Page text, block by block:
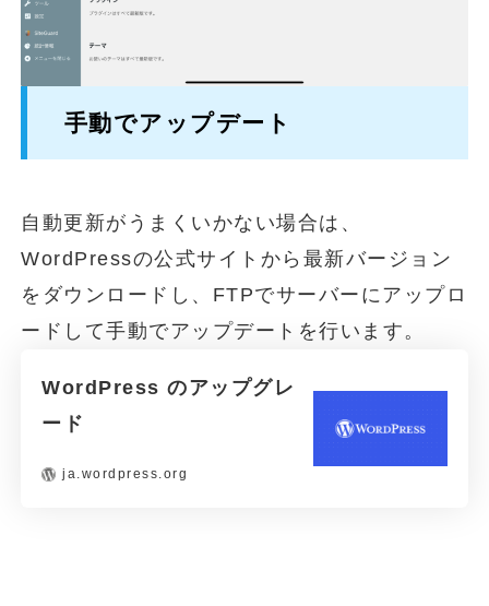
手動でアップデート
自動更新がうまくいかない場合は、
WordPressの公式サイトから最新バージョン
をダウンロードし、FTPでサーバーにアップロ
ードして手動でアップデートを行います。
WordPress のアップグレ
ード
ja.wordpress.org